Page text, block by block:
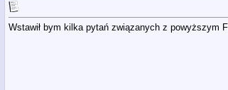
Wstawił bym kilka pytań związanych z powyższym